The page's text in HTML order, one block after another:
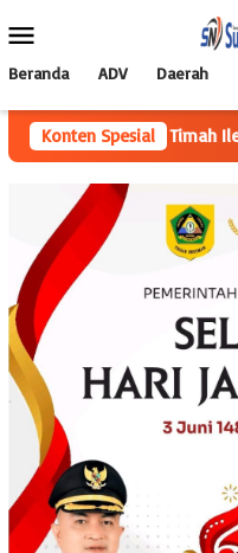
ke
Mobile
Beranda ADV Daerah
Konten Spesial
Ilegal Di Belitung